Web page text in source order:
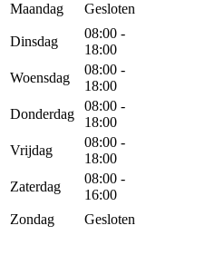
Maandag Gesloten
Dinsdag
08:00 -
18:00
Woensdag
08:00 -
18:00
Donderdag
08:00 -
18:00
Vrijdag
08:00 -
18:00
Zaterdag
08:00 -
16:00
Zondag
Gesloten